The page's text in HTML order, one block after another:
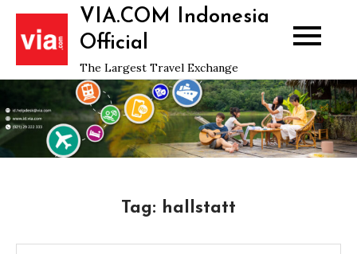
Skip
content
VIA.COM Indonesia
Official
The Largest Travel Exchange
Tag: hallstatt